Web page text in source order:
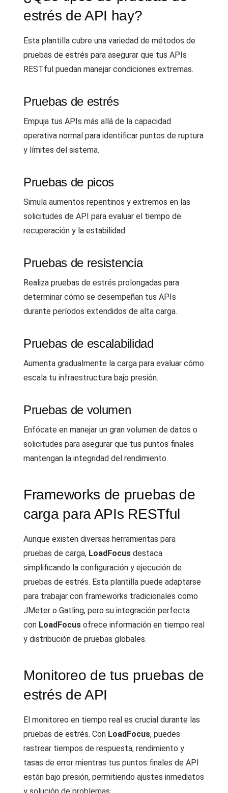
estrés de API hay?
Esta plantilla cubre una variedad de métodos de
pruebas de estrés para asegurar que tus APIs
RESTful puedan manejar condiciones extremas.
Pruebas de estrés
Empuja tus APIs más allá de la capacidad
operativa normal para identificar puntos de ruptura
y límites del sistema.
Pruebas de picos
Simula aumentos repentinos y extremos en las
solicitudes de API para evaluar el tiempo de
recuperación y la estabilidad.
Pruebas de resistencia
Realiza pruebas de estrés prolongadas para
determinar cómo se desempeñan tus APIs
durante períodos extendidos de alta carga.
Pruebas de escalabilidad
Aumenta gradualmente la carga para evaluar cómo
escala tu infraestructura bajo presión.
Pruebas de volumen
Enfócate en manejar un gran volumen de datos o
solicitudes para asegurar que tus puntos finales
mantengan la integridad del rendimiento.
Frameworks de pruebas de
carga para APIs RESTful
Aunque existen diversas herramientas para
pruebas de carga, LoadFocus destaca
simplificando la configuración y ejecución de
pruebas de estrés. Esta plantilla puede adaptarse
para trabajar con frameworks tradicionales como
JMeter o Gatling, pero su integración perfecta
con LoadFocus ofrece información en tiempo real
y distribución de pruebas globales.
Monitoreo de tus pruebas de
estrés de API
El monitoreo en tiempo real es crucial durante las
pruebas de estrés. Con LoadFocus, puedes
rastrear tiempos de respuesta, rendimiento y
tasas de error mientras tus puntos finales de API
están bajo presión, permitiendo ajustes inmediatos